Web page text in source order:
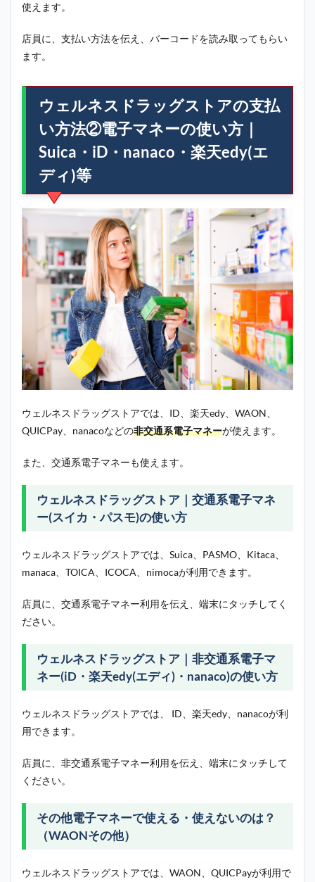
使えます。
店員に、支払い方法を伝え、バーコードを読み取ってもらい
ます。
ウェルネスドラッグストアの支払
い方法②電子マネーの使い方｜
Suica・iD・nanaco・楽天edy(エ
ディ)等
ウェルネスドラッグストアでは、ID、楽天edy、WAON、
QUICPay、nanacoなどの非交通系電子マネーが使えます。
また、交通系電子マネーも使えます。
ウェルネスドラッグストア｜交通系電子マネ
ー(スイカ・パスモ)の使い方
ウェルネスドラッグストアでは、Suica、PASMO、Kitaca、
manaca、TOICA、ICOCA、nimocaが利用できます。
店員に、交通系電子マネー利用を伝え、端末にタッチしてく
ださい。
ウェルネスドラッグストア｜非交通系電子マ
ネー(iD・楽天edy(エディ)・nanaco)の使い方
ウェルネスドラッグストアでは、 ID、楽天edy、nanacoが利
用できます。
店員に、非交通系電子マネー利用を伝え、端末にタッチして
ください。
その他電子マネーで使える・使えないのは？
（WAONその他）
ウェルネスドラッグストアでは、WAON、QUICPayが利用で